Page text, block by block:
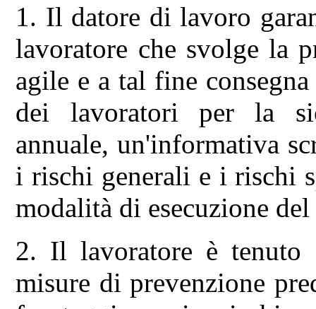
1. Il datore di lavoro
lavoratore che svolge la
agile e a tal fine
dei lavoratori per la
annuale, un'informativa
i rischi generali e i rischi
modalità di esecuzione
2. Il lavoratore è tenuto
misure di prevenzione